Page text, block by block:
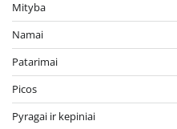
Mityba
Namai
Patarimai
Picos
Pyragai ir kepiniai